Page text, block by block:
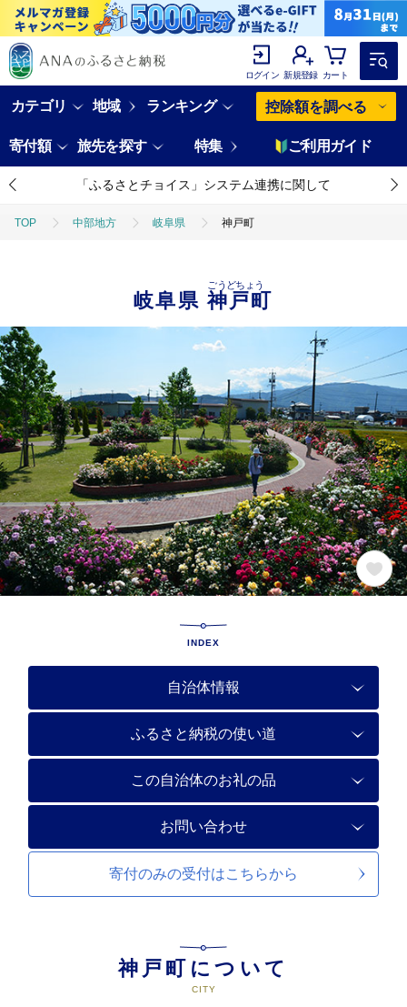
ログイン 新規登録 カート
カテゴリ 地域 ランキング 控除額を調べる
寄付額 旅先を探す 特集 ご利用ガイド
「ふるさとチョイス」システム連携に関して
TOP 中部地方 岐阜県 神戸町
岐阜県神戸町
ごうどちょう
INDEX
自治体情報
ふるさと納税の使い道
この自治体のお礼の品
お問い合わせ
寄付のみの受付はこちらから
神戸町について